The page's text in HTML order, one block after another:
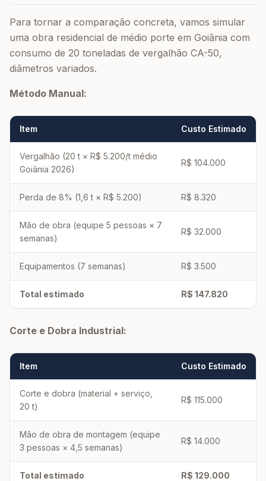
Para tornar a comparação concreta, vamos simular
uma obra residencial de médio porte em Goiânia com
consumo de 20 toneladas de vergalhão CA-50,
diâmetros variados.
Método Manual:
Item Custo Estimado
Vergalhão (20 t × R$ 5.200/t médio
Goiânia 2026)
R$ 104.000
Perda de 8% (1,6 t × R$ 5.200) R$ 8.320
Mão de obra (equipe 5 pessoas × 7
semanas)
R$ 32.000
Equipamentos (7 semanas) R$ 3.500
Total estimado R$ 147.820
Corte e Dobra Industrial:
Item Custo Estimado
Corte e dobra (material + serviço,
20 t)
R$ 115.000
Mão de obra de montagem (equipe
3 pessoas × 4,5 semanas)
R$ 14.000
Total estimado R$ 129.000